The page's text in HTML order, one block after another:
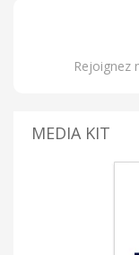
Rejoignez
MEDIA KIT